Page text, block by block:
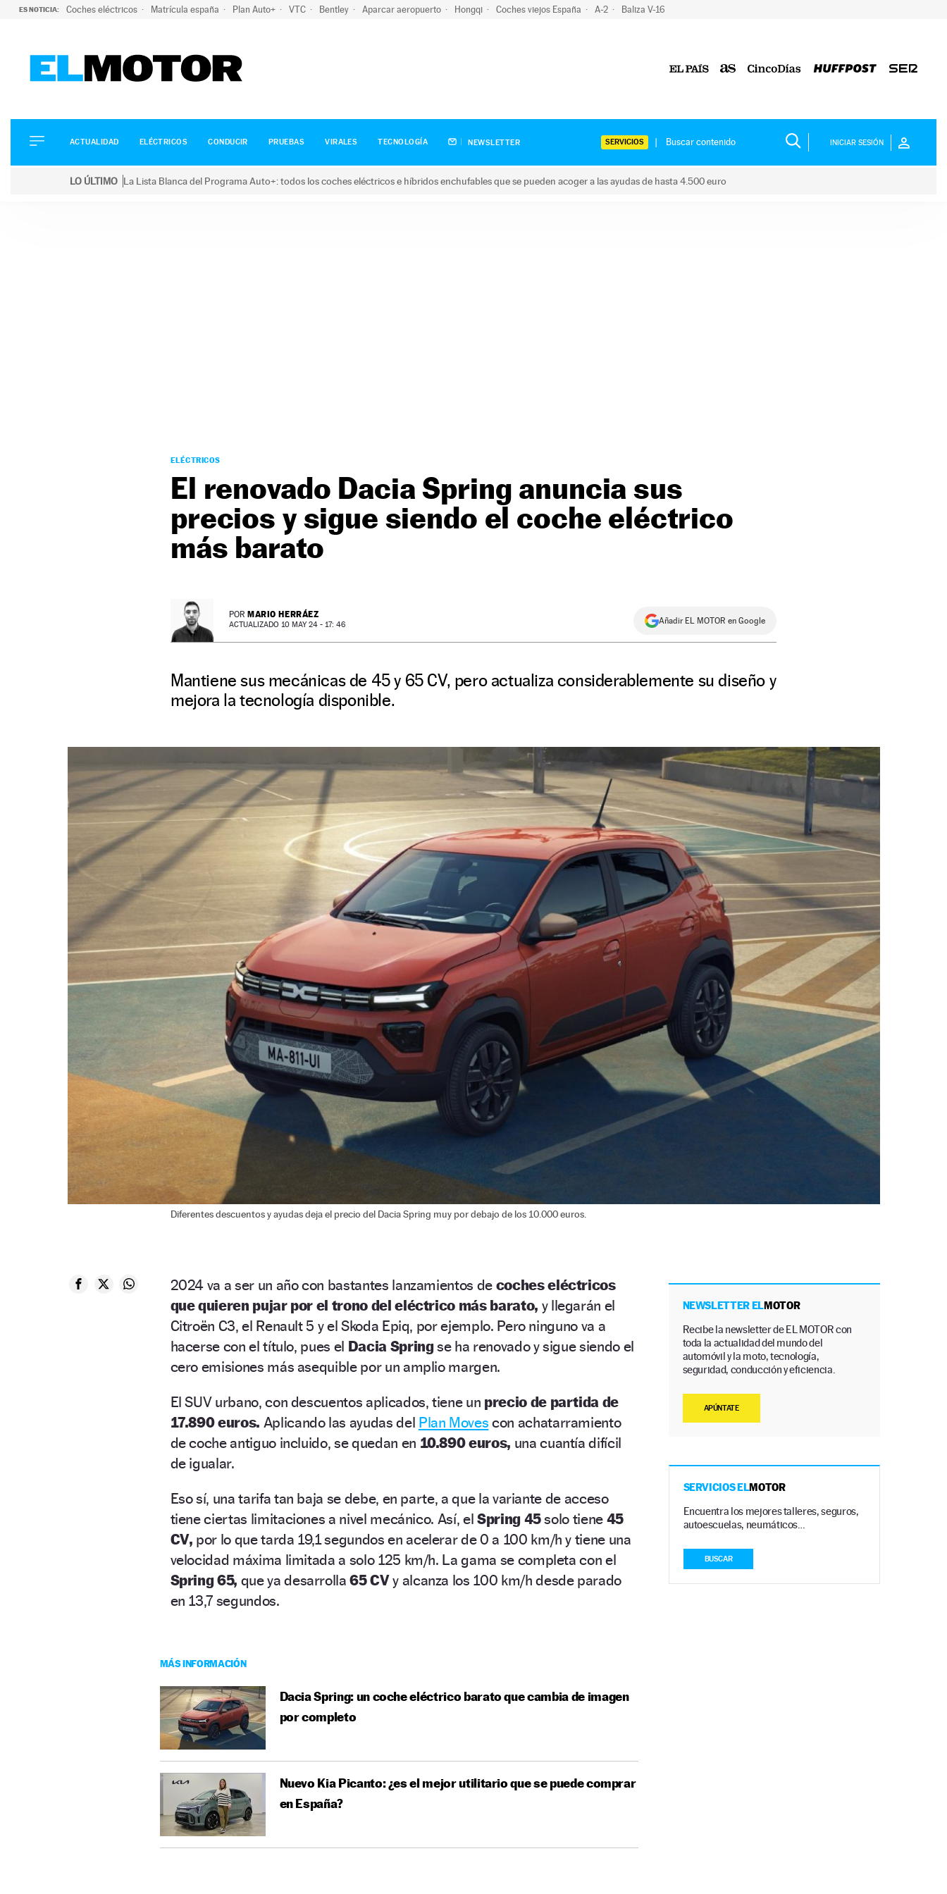
ES NOTICIA: Coches eléctricos Matrícula españa Plan Auto+ VTC Bentley Aparcar aeropuerto Hongqi Coches viejos España A-2 Baliza V-16
ELÉCTRICOS
CONDUCIR
ACTUALIDAD ELÉCTRICOS CONDUCIR PRUEBAS VIRALES TECNOLOGÍA NEWSLETTER SERVICIOS INICIAR SESIÓN
LO ÚLTIMO La Lista Blanca del Programa Auto+: todos los coches eléctricos e híbridos enchufables que se pueden acoger a las ayudas de hasta 4.500 euro
ELÉCTRICOS
El renovado Dacia Spring anuncia sus
precios y sigue siendo el coche eléctrico
más barato
POR MARIO HERRÁEZ
ACTUALIZADO 10 MAY 24 - 17: 46 Añadir EL MOTOR en Google
Mantiene sus mecánicas de 45 y 65 CV, pero actualiza considerablemente su diseño y
mejora la tecnología disponible.
Diferentes descuentos y ayudas deja el precio del Dacia Spring muy por debajo de los 10.000 euros.
2024 va a ser un año con bastantes lanzamientos de coches eléctricos
que quieren pujar por el trono del eléctrico más barato, y llegarán el
Citroën C3, el Renault 5 y el Skoda Epiq, por ejemplo. Pero ninguno va a
hacerse con el título, pues el Dacia Springse ha renovado y sigue siendo el
cero emisiones más asequible por un amplio margen.
El SUV urbano, con descuentos aplicados, tiene un precio de partida de
17.890 euros. Aplicando las ayudas del Plan Moves con achatarramiento
de coche antiguo incluido, se quedan en 10.890 euros, una cuantía difícil
de igualar.
Eso sí, una tarifa tan baja se debe, en parte, a que la variante de acceso
tiene ciertas limitaciones a nivel mecánico. Así, el Spring 45solo tiene 45
CV, por lo que tarda 19,1 segundos en acelerar de 0 a 100 km/h y tiene una
velocidad máxima limitada a solo 125 km/h. La gama se completa con el
Spring 65, que ya desarrolla65 CVy alcanza los 100 km/h desde parado
en 13,7 segundos.
MÁS INFORMACIÓN
Dacia Spring: un coche eléctrico barato que cambia de imagen
por completo
Nuevo Kia Picanto: ¿es el mejor utilitario que se puede comprar
en España?
NEWSLETTER ELMOTOR
Recibe la newsletter de EL MOTOR con
toda la actualidad del mundo del
automóvil y la moto, tecnología,
seguridad, conducción y eficiencia.
APÚNTATE
SERVICIOS ELMOTOR
Encuentra los mejores talleres, seguros,
autoescuelas, neumáticos…
BUSCAR